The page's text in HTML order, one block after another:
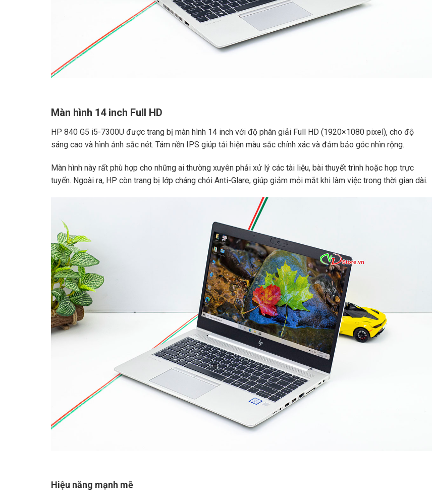
Màn hình 14 inch Full HD
HP 840 G5 i5-7300U được trang bị màn hình 14 inch với độ phân giải Full HD (1920×1080 pixel), cho độ
sáng cao và hình ảnh sắc nét. Tám nền IPS giúp tải hiện màu sắc chính xác và đảm bảo góc nhìn rộng.
Màn hình này rất phù hợp cho những ai thường xuyên phải xử lý các tài liệu, bài thuyết trình hoặc họp trực
tuyến. Ngoài ra, HP còn trang bị lớp cháng chói Anti-Glare, giúp giảm mỏi mắt khi làm việc trong thời gian dài.
Hiệu năng mạnh mẽ